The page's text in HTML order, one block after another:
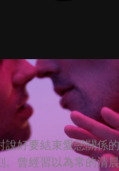
說好要結束愛戀關係
。曾經習以為常的清